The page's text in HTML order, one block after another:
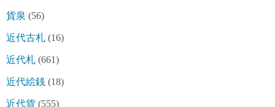
貨泉 (56)
近代古札 (16)
近代札 (661)
近代絵銭 (18)
近代貨 (555)